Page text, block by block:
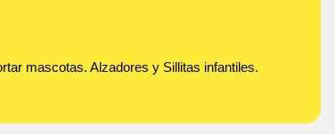
mascotas. Alzadores y Sillitas infantiles.